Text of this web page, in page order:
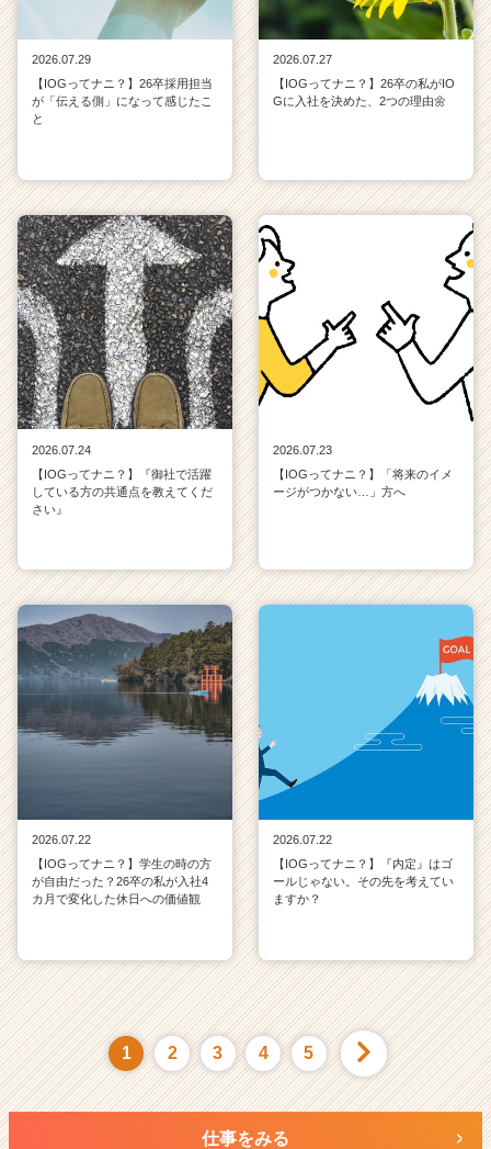
2026.07.29
【IOGってナニ？】26卒採用担当
が「伝える側」になって感じたこ
と
2026.07.27
【IOGってナニ？】26卒の私がIO
Gに入社を決めた、2つの理由🌼
2026.07.24
【IOGってナニ？】『御社で活躍
している方の共通点を教えてくだ
さい』
2026.07.23
【IOGってナニ？】「将来のイメ
ージがつかない…」方へ
2026.07.22
【IOGってナニ？】学生の時の方
が自由だった？26卒の私が入社4
カ月で変化した休日への価値観
2026.07.22
【IOGってナニ？】『内定』はゴ
ールじゃない。その先を考えてい
ますか？
1 2 3 4 5
仕事をみる